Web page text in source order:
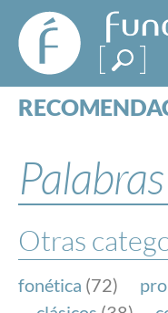
FundéuRAE
- Fundación
del Español
Urgente
ESPECIALES
NOTICIAS
SOBRE LA
Otras
fonética (72)